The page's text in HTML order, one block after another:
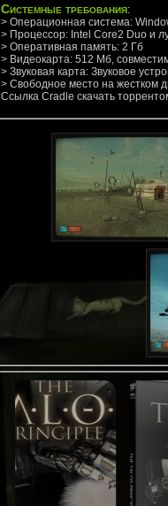
Системные требования:
> Операционная система:
> Процессор: Intel Core2 Duo и
> Оперативная память: 2 Гб
> Видеокарта: 512 Мб,
> Звуковая карта: Звуковое
> Свободное место на жестком
Ссылка Cradle скачать